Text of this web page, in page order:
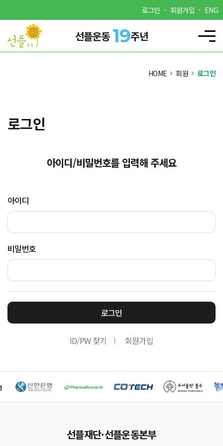
로그인 회원가입 ENG
선플운동 19주년
HOME 회원 로그인
로그인
아이디/비밀번호를 입력해 주세요
아이디
비밀번호
로그인
ID/PW 찾기 회원가입
선플재단·선플운동본부